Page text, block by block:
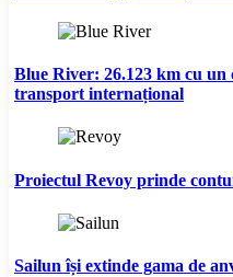
Blue River: 26.123 km cu un
transport internațional
Proiectul Revoy prinde
Sailun își extinde gama de